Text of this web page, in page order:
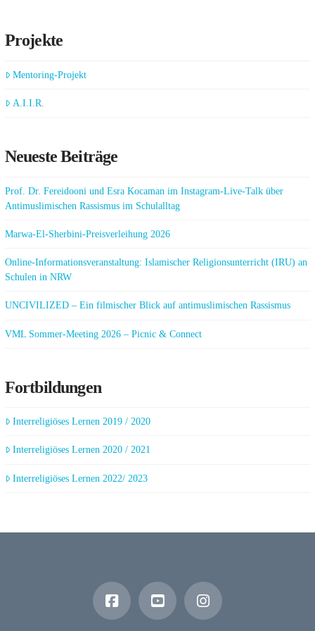
Projekte
Mentoring-Projekt
A.I.I.R.
Neueste Beiträge
Prof. Dr. Fereidooni und Esra Kocaman im Instagram-Live-Talk über
Antimuslimischen Rassismus im Schulalltag
Marwa-El-Sherbini-Preisverleihung 2026
Online-Informationsveranstaltung: Islamischer Religionsunterricht (IRU) an
Schulen in NRW
UNCIVILIZED – Ein filmischer Blick auf antimuslimischen Rassismus
VML Sommer-Meeting 2026 – Picnic & Connect
Fortbildungen
Interreligiöses Lernen 2019 / 2020
Interreligiöses Lernen 2020 / 2021
Interreligiöses Lernen 2022/ 2023